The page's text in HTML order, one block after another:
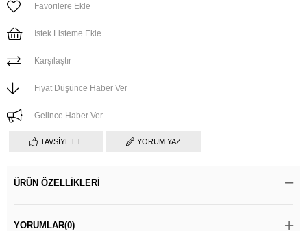
Favorilere Ekle
İstek Listeme Ekle
Karşılaştır
Fiyat Düşünce Haber Ver
Gelince Haber Ver
TAVSIYE ET YORUM YAZ
ÜRÜN ÖZELLIKLERI
YORUMLAR(0)